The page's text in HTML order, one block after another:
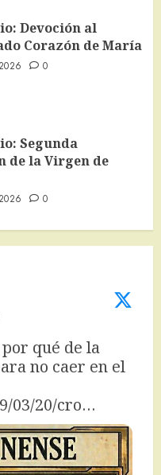
Devoción al
Corazón de María
0
Segunda
de la Virgen de
0
qué de la
no caer en el
03/20/cro…